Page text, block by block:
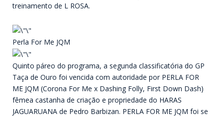
treinamento de L ROSA.
Perla For Me JQM
Quinto páreo do programa, a segunda classificatória do GP
Taça de Ouro foi vencida com autoridade por PERLA FOR
ME JQM (Corona For Me x Dashing Folly, First Down Dash)
fêmea castanha de criação e propriedade do HARAS
JAGUARUANA de Pedro Barbizan. PERLA FOR ME JQM foi se